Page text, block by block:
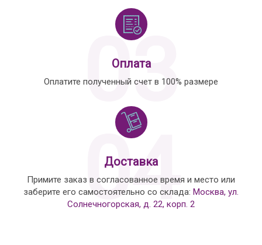
03
Оплата
Оплатите полученный счет в 100% размере
04
Доставка
Примите заказ в согласованное время и место или
заберите его самостоятельно со склада: Москва, ул.
Солнечногорская, д. 22, корп. 2